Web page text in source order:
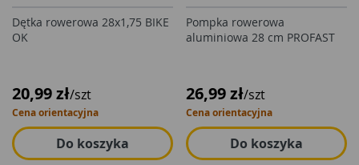
Dętka rowerowa 28x1,75 BIKE
OK
20,99 zł/szt
Cena orientacyjna
Do koszyka
Pompka rowerowa
aluminiowa 28 cm PROFAST
26,99 zł/szt
Cena orientacyjna
Do koszyka